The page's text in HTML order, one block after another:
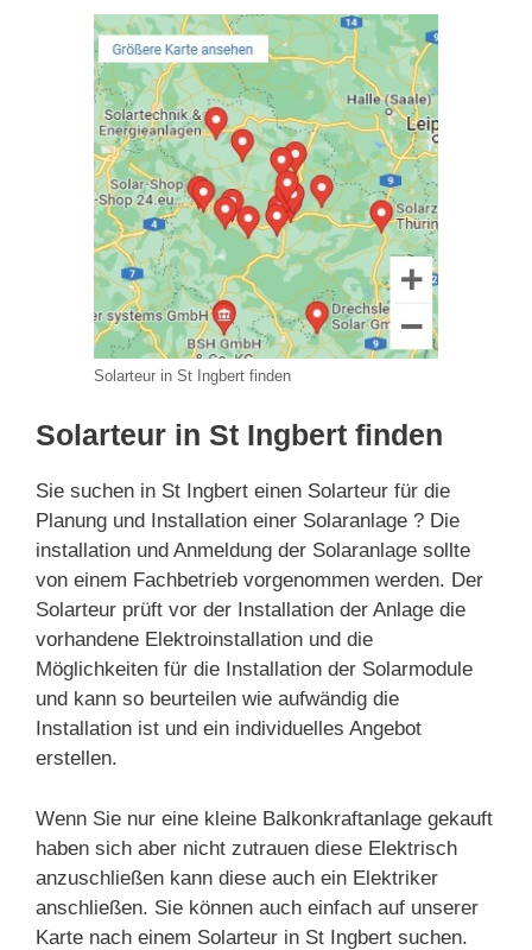
Solarteur in St Ingbert finden
Solarteur in St Ingbert finden
Sie suchen in St Ingbert einen Solarteur für die
Planung und Installation einer Solaranlage ? Die
installation und Anmeldung der Solaranlage sollte
von einem Fachbetrieb vorgenommen werden. Der
Solarteur prüft vor der Installation der Anlage die
vorhandene Elektroinstallation und die
Möglichkeiten für die Installation der Solarmodule
und kann so beurteilen wie aufwändig die
Installation ist und ein individuelles Angebot
erstellen.
Wenn Sie nur eine kleine Balkonkraftanlage gekauft
haben sich aber nicht zutrauen diese Elektrisch
anzuschließen kann diese auch ein Elektriker
anschließen. Sie können auch einfach auf unserer
Karte nach einem Solarteur in St Ingbert suchen.